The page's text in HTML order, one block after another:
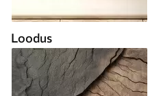
Loodus